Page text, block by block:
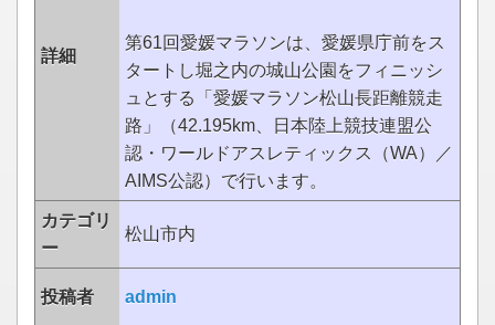
詳細
第61回愛媛マラソンは、愛媛県庁前をス
タートし堀之内の城山公園をフィニッシ
ュとする「愛媛マラソン松山長距離競走
路」（42.195km、日本陸上競技連盟公
認・ワールドアスレティックス（WA）／
AIMS公認）で行います。
カテゴリ
ー
松山市内
投稿者 admin